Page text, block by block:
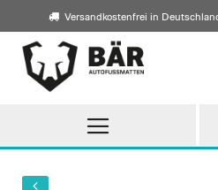
Versandkostenfrei in
Direkt
zum
Inhalt